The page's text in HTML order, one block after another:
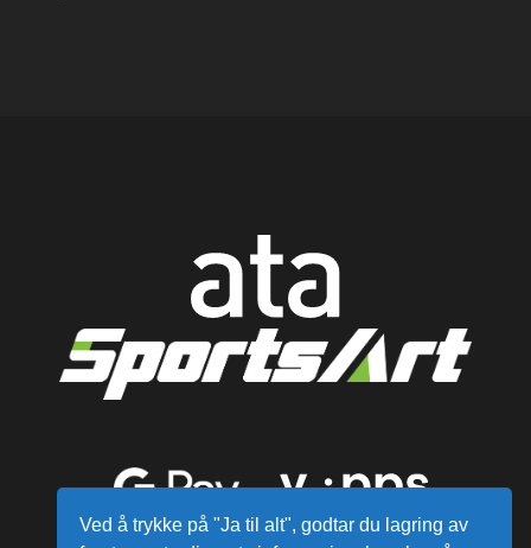
Ved å trykke på "Ja til alt", godtar du lagring av